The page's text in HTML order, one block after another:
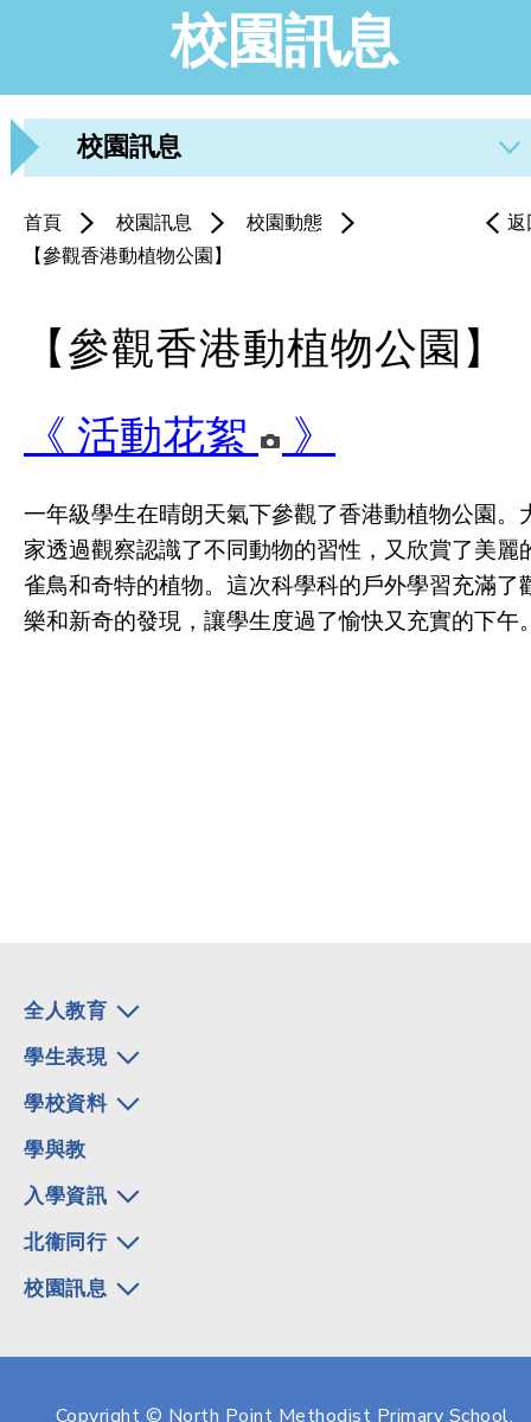
校園訊息
校園訊息
返
首頁 校園訊息
校園動態
【參觀香港動植物公園】
【參觀香港動植物公園】
《 活動花絮
》
一年級學生在晴朗天氣下參觀了香港動植物公園。
家透過觀察認識了不同動物的習性，又欣賞了美麗
雀鳥和奇特的植物。這次科學科的戶外學習充滿了
樂和新奇的發現，讓學生度過了愉快又充實的下午
全人教育
學生表現
學校資料
學與教
入學資訊
北衞同行
校園訊息
Copyright © North Point Methodist Primary School.